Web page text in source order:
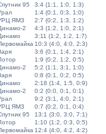
95
3:4 (1:1, 1:0, 1:3)
1:4 (0:1, 0:3, 1:0)
ЯМЗ
2:7 (0:2, 1:3, 1:2)
2
4:3 (1:2, 1:0, 2:1)
3:11 (1:2, 1:2, 1:7)
10:3 (4:0, 4:0, 2:3)
3:6 (0:1, 1:4, 2:1)
1:9 (0:2, 1:2, 0:5)
2
5:2 (1:1, 3:1, 1:0)
0:8 (0:1, 0:2, 0:5)
2:18 (1:4, 1:5, 0:9)
2
0:2 (0:0, 0:1, 0:1)
9:2 (3:1, 4:0, 2:1)
ЯМЗ
0:7 (0:2, 0:1, 0:4)
95
13:1 (3:0, 3:0, 7:1)
1:10 (1:2, 0:3, 0:5)
12:4 (4:0, 4:2, 4:2)